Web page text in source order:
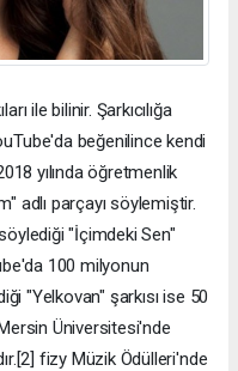
ile bilinir. Şarkıcılığa
beğenilince kendi
yılında öğretmenlik
adlı parçayı söylemiştir.
"İçimdeki Sen"
100 milyonun
"Yelkovan" şarkısı ise 50
Üniversitesi'nde
fizy Müzik Ödülleri'nde